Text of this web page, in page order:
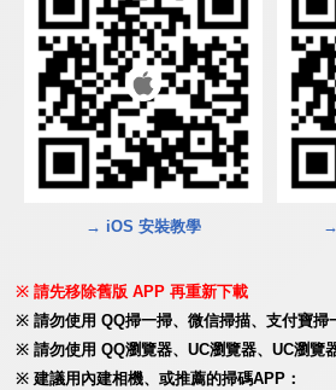
→ iOS 安裝教學
請先移除舊版 APP 再重新下載
請勿使用 QQ掃一掃、微信掃描、支付寶掃
請勿使用 QQ瀏覽器、UC瀏覽器、UC瀏覽
建議用內建相機、或推薦的掃碼APP：